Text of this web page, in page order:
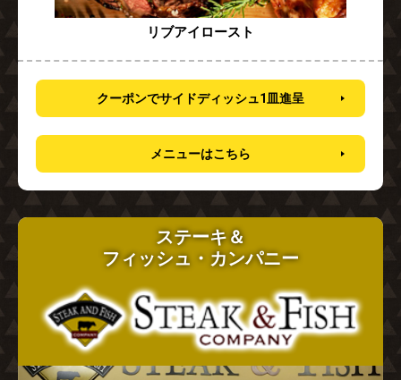
リブアイロースト
クーポンでサイドディッシュ1皿進呈
メニューはこちら
ステーキ＆
フィッシュ・カンパニー